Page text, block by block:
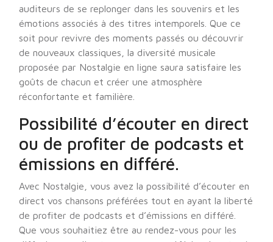
auditeurs de se replonger dans les souvenirs et les
émotions associés à des titres intemporels. Que ce
soit pour revivre des moments passés ou découvrir
de nouveaux classiques, la diversité musicale
proposée par Nostalgie en ligne saura satisfaire les
goûts de chacun et créer une atmosphère
réconfortante et familière.
Possibilité d’écouter en direct
ou de profiter de podcasts et
émissions en différé.
Avec Nostalgie, vous avez la possibilité d’écouter en
direct vos chansons préférées tout en ayant la liberté
de profiter de podcasts et d’émissions en différé.
Que vous souhaitiez être au rendez-vous pour les